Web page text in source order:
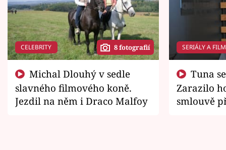
CELEBRITY 8 fotografií
slavného filmového koně.
Jezdil na něm i Draco Malfoy
SERIÁLY A
Zarazilo
smlouvě